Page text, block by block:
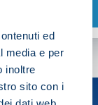
ed
media e per
inoltre
sito con i